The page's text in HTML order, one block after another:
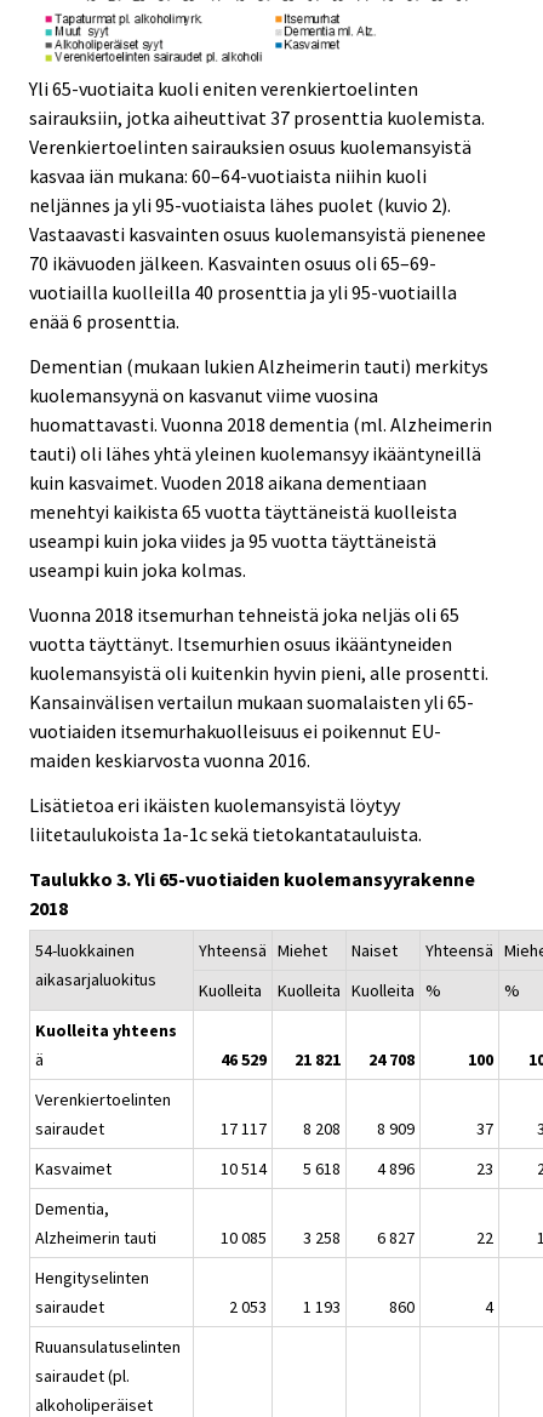
Yli 65-vuotiaita kuoli eniten verenkiertoelinten
sairauksiin, jotka aiheuttivat 37 prosenttia kuolemista.
Verenkiertoelinten sairauksien osuus kuolemansyistä
kasvaa iän mukana: 60–64-vuotiaista niihin kuoli
neljännes ja yli 95-vuotiaista lähes puolet (kuvio 2).
Vastaavasti kasvainten osuus kuolemansyistä pienenee
70 ikävuoden jälkeen. Kasvainten osuus oli 65–69-
vuotiailla kuolleilla 40 prosenttia ja yli 95-vuotiailla
enää 6 prosenttia.
Dementian (mukaan lukien Alzheimerin tauti) merkitys
kuolemansyynä on kasvanut viime vuosina
huomattavasti. Vuonna 2018 dementia (ml. Alzheimerin
tauti) oli lähes yhtä yleinen kuolemansyy ikääntyneillä
kuin kasvaimet. Vuoden 2018 aikana dementiaan
menehtyi kaikista 65 vuotta täyttäneistä kuolleista
useampi kuin joka viides ja 95 vuotta täyttäneistä
useampi kuin joka kolmas.
Vuonna 2018 itsemurhan tehneistä joka neljäs oli 65
vuotta täyttänyt. Itsemurhien osuus ikääntyneiden
kuolemansyistä oli kuitenkin hyvin pieni, alle prosentti.
Kansainvälisen vertailun mukaan suomalaisten yli 65-
vuotiaiden itsemurhakuolleisuus ei poikennut EU-
maiden keskiarvosta vuonna 2016.
Lisätietoa eri ikäisten kuolemansyistä löytyy
liitetaulukoista 1a-1c sekä tietokantatauluista.
Taulukko 3. Yli 65-vuotiaiden kuolemansyyrakenne
2018
54-luokkainen
aikasarjaluokitus
Yhteensä Miehet Naiset Yhteensä
Kuolleita
Kuolleita Kuolleita %
%
Kuolleita yhteens
ä
46 529 21 821 24 708 100
Verenkiertoelinten
sairaudet
17 117 8 208 8 909 37
Kasvaimet
10 514 5 618 4 896 23
Dementia,
Alzheimerin tauti
10 085 3 258 6 827 22
Hengityselinten
sairaudet
2 053 1 193 860
4
Ruuansulatuselinten
sairaudet (pl.
alkoholiperäiset